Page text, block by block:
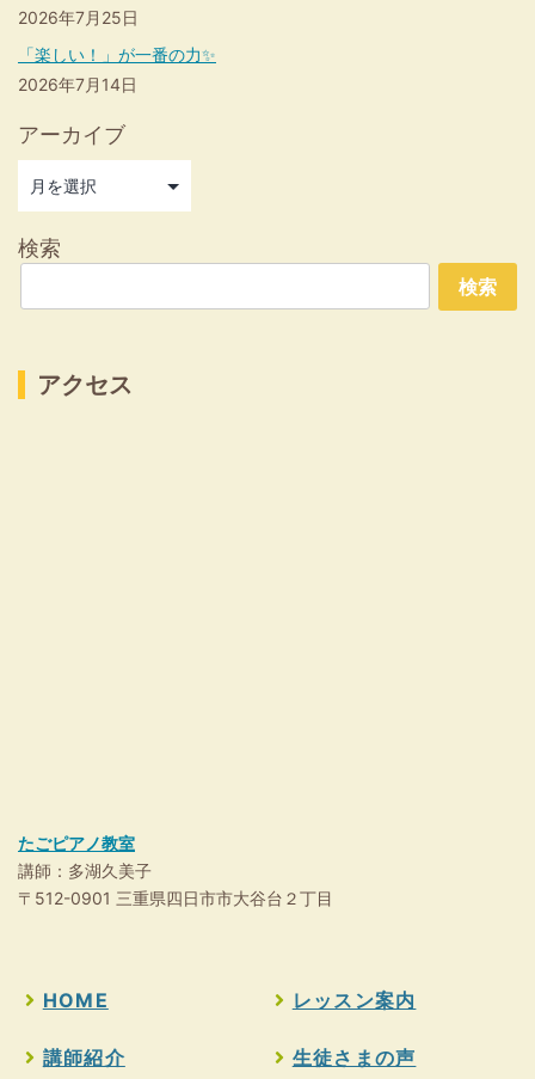
2026年7月25日
「楽しい！」が一番の力✨
2026年7月14日
アーカイブ
検索
検索
アクセス
たごピアノ教室
講師：多湖久美子
〒512-0901 三重県四日市市大谷台２丁目
HOME レッスン案内
講師紹介 生徒さまの声